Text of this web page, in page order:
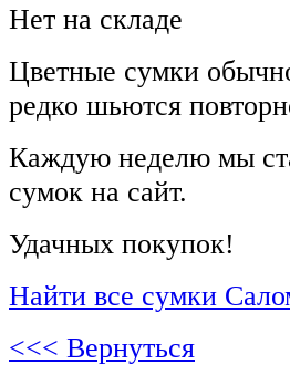
Нет на складе
Цветные сумки
редко шьются
Каждую неделю мы
сумок на сайт.
Удачных покупок!
Найти все сумки
<<< Вернуться